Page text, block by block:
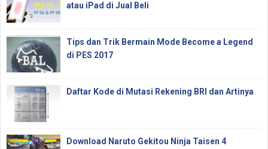
atau iPad di Jual Beli
Tips dan Trik Bermain Mode Become a Legend
di PES 2017
Daftar Kode di Mutasi Rekening BRI dan Artinya
Download Naruto Gekitou Ninja Taisen 4